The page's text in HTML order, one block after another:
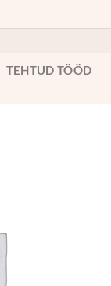
TEHTUD TÖÖD